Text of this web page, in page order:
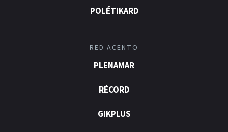
POLÉTIKARD
RED ACENTO
PLENAMAR
RÉCORD
GIKPLUS